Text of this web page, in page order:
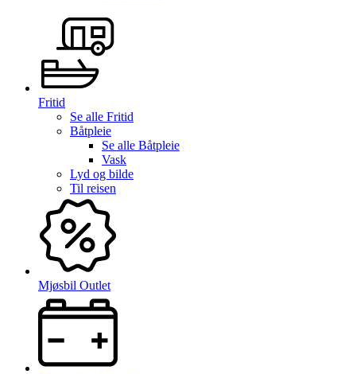
Fritid
Se alle Fritid
Båtpleie
Se alle Båtpleie
Vask
Lyd og bilde
Til reisen
Mjøsbil Outlet